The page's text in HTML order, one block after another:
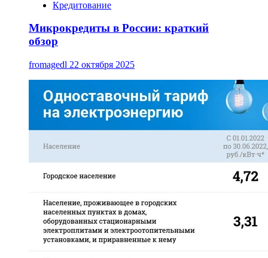
Кредитование
Микрокредиты в России: краткий
обзор
fromagedl 22 октября 2025